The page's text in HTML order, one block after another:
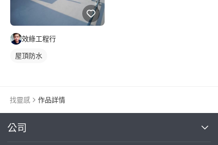
效綠工程行
屋頂防水
找靈感 作品詳情
公司繼續完成